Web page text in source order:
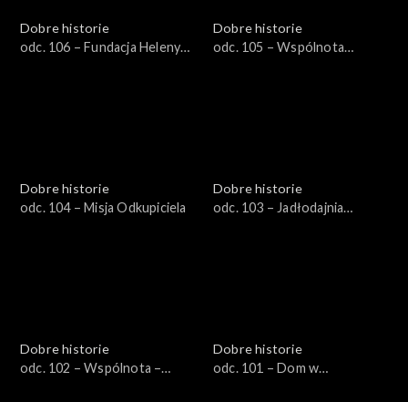
Dobre historie
odc. 106 – Fundacja Heleny
Dobre historie
odc. 105 – Wspólnota
Dobre historie
odc. 104 – Misja Odkupiciela
Dobre historie
odc. 103 – Jadłodajnia
Dobre historie
odc. 102 – Wspólnota –
Dobre historie
odc. 101 – Dom w